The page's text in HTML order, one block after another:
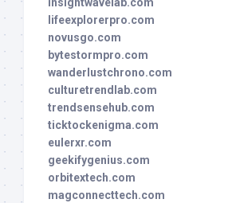
insightwavelab.com
lifeexplorerpro.com
novusgo.com
bytestormpro.com
wanderlustchrono.com
culturetrendlab.com
trendsensehub.com
ticktockenigma.com
eulerxr.com
geekifygenius.com
orbitextech.com
magconnecttech.com